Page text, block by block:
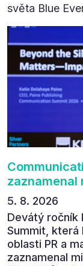
světa Blue
zaznamenal
5. 8. 2026
Devátý ročník
Summit, která
oblasti PR a
zaznamenal